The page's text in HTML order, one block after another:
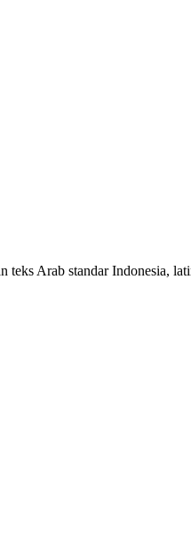
Arab standar Indonesia,